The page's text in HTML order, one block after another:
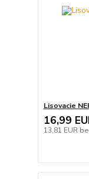
Lisovacie
16,99
13,81 EUR